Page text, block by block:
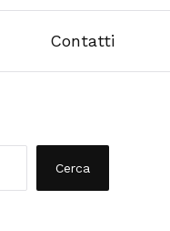
Contatti